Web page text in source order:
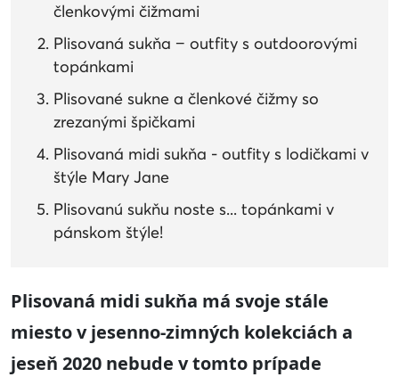
členkovými čižmami
Plisovaná sukňa − outfity s outdoorovými
topánkami
Plisované sukne a členkové čižmy so
zrezanými špičkami
Plisovaná midi sukňa - outfity s lodičkami v
štýle Mary Jane
Plisovanú sukňu noste s... topánkami v
pánskom štýle!
Plisovaná midi sukňa má svoje stále
miesto v jesenno-zimných kolekciách a
jeseň 2020 nebude v tomto prípade